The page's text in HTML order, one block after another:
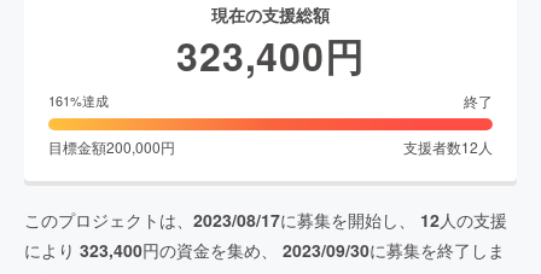
現在の支援総額
323,400円
161%達成 終了
目標金額200,000円 支援者数12 人
このプロジェクトは、 2023/08/17に募集を開始し、 12人の支援
により 323,400円の資金を集め、 2023/09/30に募集を終了しま